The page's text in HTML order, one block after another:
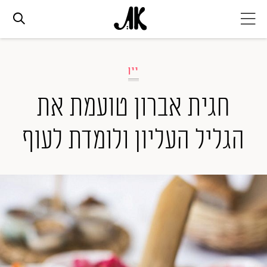
אופנה
ביוטי
ערוצים נוספים
המגזין
יין
חגית אברון טועמת את
הגליל העליון ולומדת לעוף